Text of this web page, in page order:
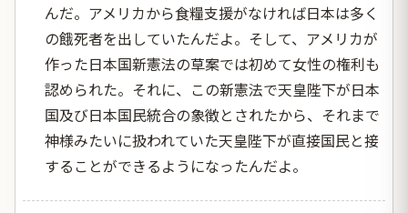
んだ。アメリカから食糧支援がなければ日本は多く
の餓死者を出していたんだよ。そして、アメリカが
作った日本国新憲法の草案では初めて女性の権利も
認められた。それに、この新憲法で天皇陛下が日本
国及び日本国民統合の象徴とされたから、それまで
神様みたいに扱われていた天皇陛下が直接国民と接
することができるようになったんだよ。